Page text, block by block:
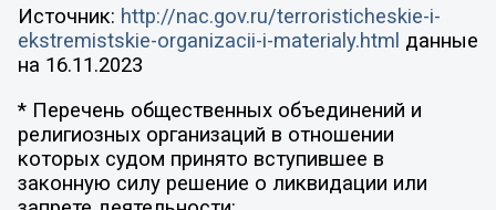
Источник: http://nac.gov.ru/terroristicheskie-i-
ekstremistskie-organizacii-i-materialy.html данные
на 16.11.2023
* Перечень общественных объединений и
религиозных организаций в отношении
которых судом принято вступившее в
законную силу решение о ликвидации или